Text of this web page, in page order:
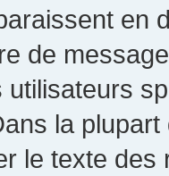
en
de
utilisateurs
la
le texte